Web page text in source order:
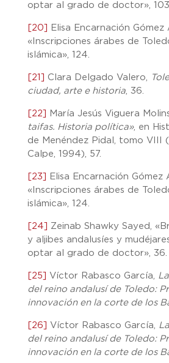
optar al grado de doctor»,
[20]
Elisa Encarnación Gómez
«Inscripciones árabes de
islámica», 124.
[21] Clara Delgado Valero,
ciudad, arte e historia, 36.
[22] María Jesús Viguera
taifas. Historia política», en
de Menéndez Pidal, tomo VIII
Calpe, 1994), 57.
[23]
Elisa Encarnación Gómez
«Inscripciones árabes de
islámica», 124.
[24]
Zeinab Shawky Sayed,
y aljibes andalusíes y
optar al grado de doctor», 36.
[25] Víctor Rabasco García,
del reino andalusí de Toledo:
innovación en la corte de los
[26] Víctor Rabasco García,
del reino andalusí de Toledo:
innovación en la corte de los